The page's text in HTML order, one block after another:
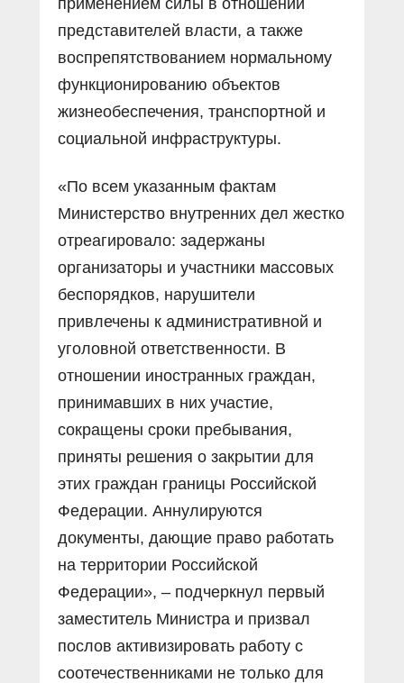
представителей власти, а также
воспрепятствованием нормальному
функционированию объектов
жизнеобеспечения, транспортной и
социальной инфраструктуры.
«По всем указанным фактам
Министерство внутренних дел жестко
отреагировало: задержаны
организаторы и участники массовых
беспорядков, нарушители
привлечены к административной и
уголовной ответственности. В
отношении иностранных граждан,
принимавших в них участие,
сокращены сроки пребывания,
приняты решения о закрытии для
этих граждан границы Российской
Федерации. Аннулируются
документы, дающие право работать
на территории Российской
Федерации», – подчеркнул первый
заместитель Министра и призвал
послов активизировать работу с
соотечественниками не только для